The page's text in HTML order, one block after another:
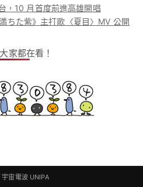
，10 月首度前進高雄開唱
ちた紫》主打歌〈夏目〉MV 公開
家都在看！
宇宙電波 UNIPA